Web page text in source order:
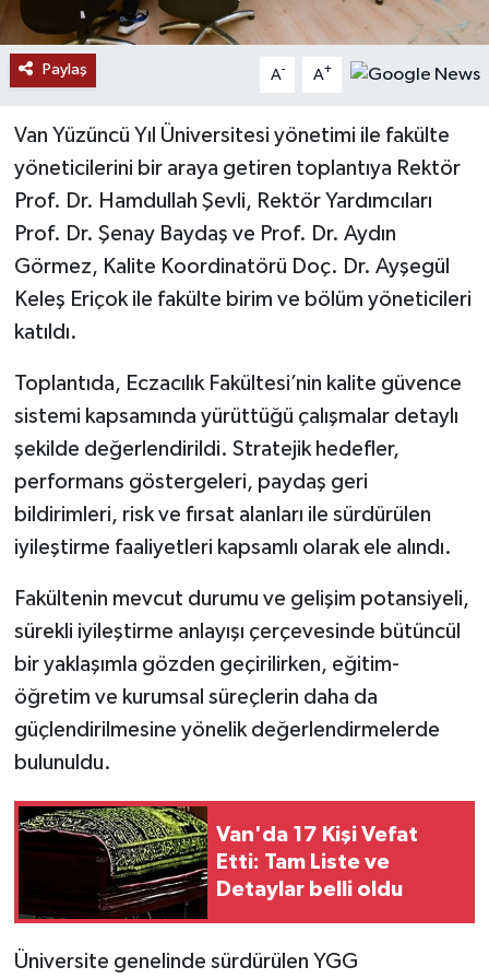
Paylaş A- A+
Van Yüzüncü Yıl Üniversitesi yönetimi ile fakülte
yöneticilerini bir araya getiren toplantıya Rektör
Prof. Dr. Hamdullah Şevli, Rektör Yardımcıları
Prof. Dr. Şenay Baydaş ve Prof. Dr. Aydın
Görmez, Kalite Koordinatörü Doç. Dr. Ayşegül
Keleş Eriçok ile fakülte birim ve bölüm yöneticileri
katıldı.
Toplantıda, Eczacılık Fakültesi’nin kalite güvence
sistemi kapsamında yürüttüğü çalışmalar detaylı
şekilde değerlendirildi. Stratejik hedefler,
performans göstergeleri, paydaş geri
bildirimleri, risk ve fırsat alanları ile sürdürülen
iyileştirme faaliyetleri kapsamlı olarak ele alındı.
Fakültenin mevcut durumu ve gelişim potansiyeli,
sürekli iyileştirme anlayışı çerçevesinde bütüncül
bir yaklaşımla gözden geçirilirken, eğitim-
öğretim ve kurumsal süreçlerin daha da
güçlendirilmesine yönelik değerlendirmelerde
bulunuldu.
Van'da 17 Kişi Vefat
Etti: Tam Liste ve
Detaylar belli oldu
Üniversite genelinde sürdürülen YGG